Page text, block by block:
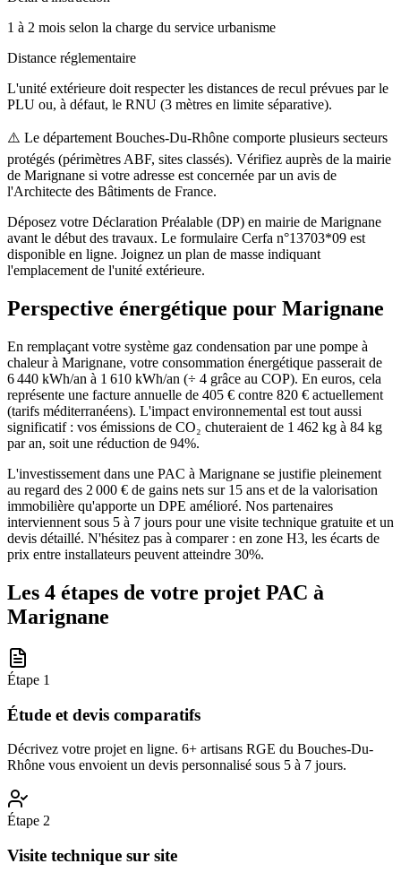
1 à 2 mois selon la charge du service urbanisme
Distance réglementaire
L'unité extérieure doit respecter les distances de recul prévues par le
PLU ou, à défaut, le RNU (3 mètres en limite séparative).
⚠️ Le département Bouches-Du-Rhône comporte plusieurs secteurs
protégés (périmètres ABF, sites classés). Vérifiez auprès de la mairie
de Marignane si votre adresse est concernée par un avis de
l'Architecte des Bâtiments de France.
Déposez votre Déclaration Préalable (DP) en mairie de Marignane
avant le début des travaux. Le formulaire Cerfa n°13703*09 est
disponible en ligne. Joignez un plan de masse indiquant
l'emplacement de l'unité extérieure.
Perspective énergétique pour Marignane
En remplaçant votre système gaz condensation par une pompe à
chaleur à Marignane, votre consommation énergétique passerait de
6 440 kWh/an à 1 610 kWh/an (÷ 4 grâce au COP). En euros, cela
représente une facture annuelle de 405 € contre 820 € actuellement
(tarifs méditerranéens). L'impact environnemental est tout aussi
significatif : vos émissions de CO₂ chuteraient de 1 462 kg à 84 kg
par an, soit une réduction de 94%.
L'investissement dans une PAC à Marignane se justifie pleinement
au regard des 2 000 € de gains nets sur 15 ans et de la valorisation
immobilière qu'apporte un DPE amélioré. Nos partenaires
interviennent sous 5 à 7 jours pour une visite technique gratuite et un
devis détaillé. N'hésitez pas à comparer : en zone H3, les écarts de
prix entre installateurs peuvent atteindre 30%.
Les 4 étapes de votre projet PAC à
Marignane
Étape 1
Étude et devis comparatifs
Décrivez votre projet en ligne. 6+ artisans RGE du Bouches-Du-
Rhône vous envoient un devis personnalisé sous 5 à 7 jours.
Étape 2
Visite technique sur site